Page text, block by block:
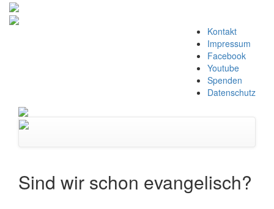
Kontakt
Impressum
Facebook
Youtube
Spenden
Datenschutz
Navigation
Sind wir schon evangelisch?